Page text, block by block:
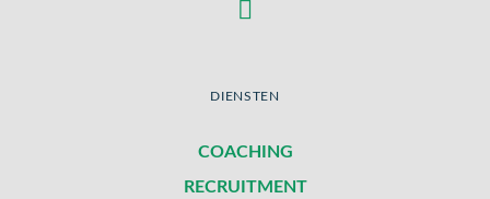
DIENSTEN
COACHING
RECRUITMENT